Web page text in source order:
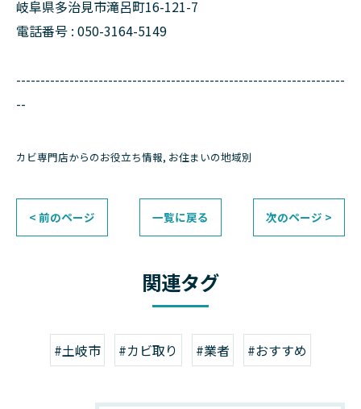
岐阜県多治見市滝呂町16-121-7
電話番号 : 050-3164-5149
--------------------------------------------------------------------
--
カビ専門店からのお役立ち情報 お住まいの地域別
< 前のページ 一覧に戻る 次のページ >
関連タグ
#土岐市 #カビ取り #業者 #おすすめ